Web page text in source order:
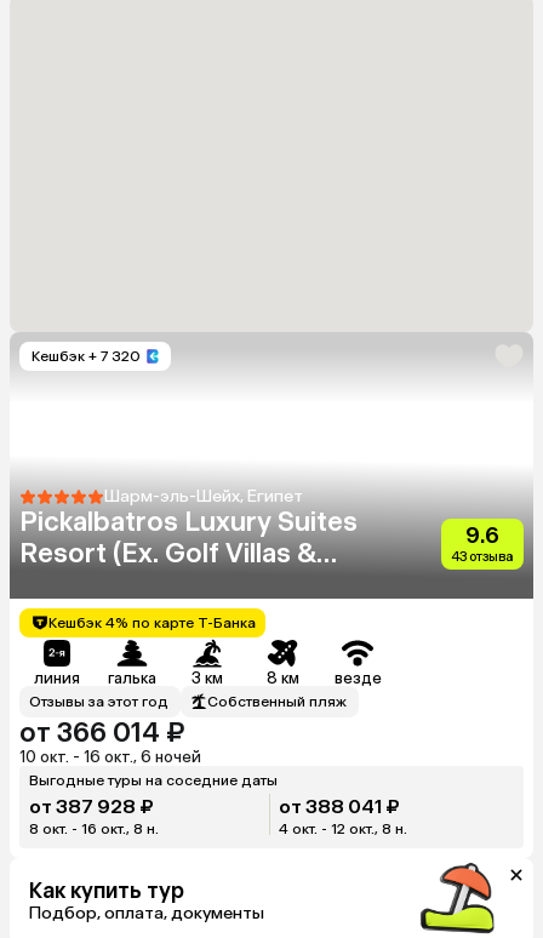
Кешбэк + 7 320
Шарм-эль-Шейх, Египет
Pickalbatros Luxury Suites
Resort (Ex. Golf Villas &
9.6
43 отзыва
Кешбэк 4% по карте Т-Банка
линия галька 3 км 8 км везде
Отзывы за этот год Собственный пляж
от 366 014 ₽
10 окт. - 16 окт., 6 ночей
Выгодные туры на соседние даты
от 387 928 ₽
8 окт. - 16 окт., 8 н.
от 388 041 ₽
4 окт. - 12 окт., 8 н.
Как купить тур
Подбор, оплата, документы